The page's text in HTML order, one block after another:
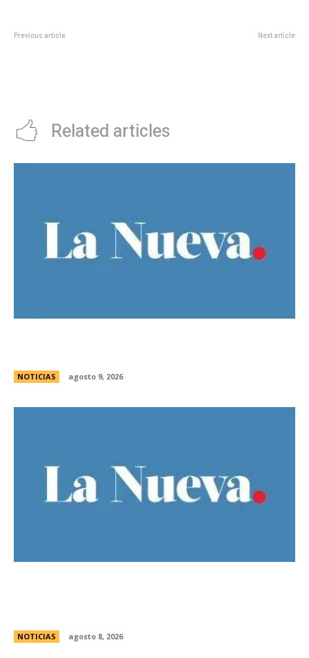
Previous article Next article
Related articles
NOTICIAS agosto 9, 2026
NOTICIAS agosto 8, 2026